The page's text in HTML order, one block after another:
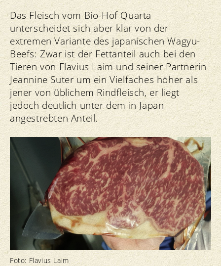
Das Fleisch vom Bio-Hof Quarta
unterscheidet sich aber klar von der
extremen Variante des japanischen Wagyu-
Beefs: Zwar ist der Fettanteil auch bei den
Tieren von Flavius Laim und seiner Partnerin
Jeannine Suter um ein Vielfaches höher als
jener von üblichem Rindfleisch, er liegt
jedoch deutlich unter dem in Japan
angestrebten Anteil.
Foto: Flavius Laim